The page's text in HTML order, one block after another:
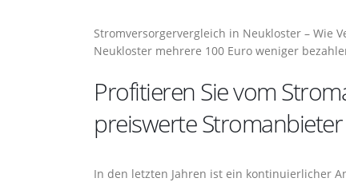
Stromversorgervergleich in Neukloster – Wie
Neukloster mehrere 100 Euro weniger
Profitieren Sie vom
preiswerte Stromanbieter
In den letzten Jahren ist ein kontinuierlicher